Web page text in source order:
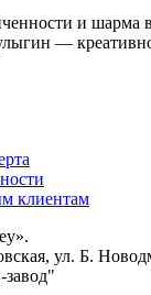
и шарма
—
клиентам
ул. Б.